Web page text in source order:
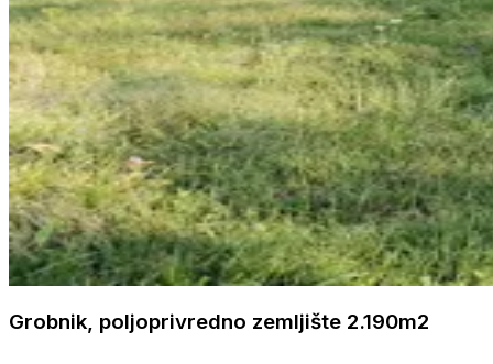
Grobnik, poljoprivredno zemljište 2.190m2